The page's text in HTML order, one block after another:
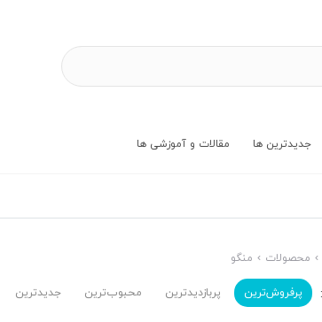
جدیدترین ها مقالات و آموزشی ها
محصولات منگو
پرفروش‌ترین‌ پربازدیدترین محبوب‌ترین جدیدترین